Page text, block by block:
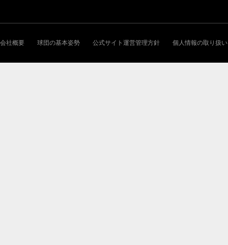
会社概要 球団の基本姿勢 公式サイト運営管理方針 個人情報の取り扱い